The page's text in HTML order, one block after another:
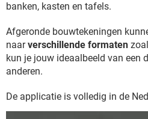
banken, kasten en tafels.
Afgeronde bouwtekeningen
naarverschillende formaten
kun je jouw ideaalbeeld van een
anderen.
De applicatie is volledig in de